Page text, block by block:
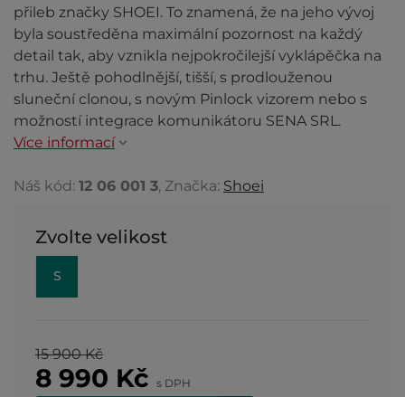
přileb značky SHOEI. To znamená, že na jeho vývoj
byla soustředěna maximální pozornost na každý
detail tak, aby vznikla nejpokročilejší vyklápěčka na
trhu. Ještě pohodlnější, tišší, s prodlouženou
sluneční clonou, s novým Pinlock vizorem nebo s
možností integrace komunikátoru SENA SRL.
Více informací
Náš kód: 12 06 001 3, Značka: Shoei
Zvolte velikost
S
15 900 Kč
8 990 Kč s DPH